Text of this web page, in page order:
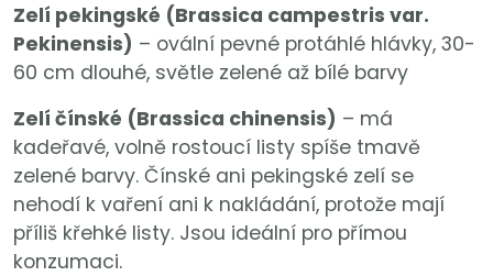
Zelí pekingské (Brassica campestris var.
Pekinensis) – ovální pevné protáhlé hlávky, 30-
60 cm dlouhé, světle zelené až bílé barvy
Zelí čínské (Brassica chinensis) – má
kadeřavé, volně rostoucí listy spíše tmavě
zelené barvy. Čínské ani pekingské zelí se
nehodí k vaření ani k nakládání, protože mají
příliš křehké listy. Jsou ideální pro přímou
konzumaci.